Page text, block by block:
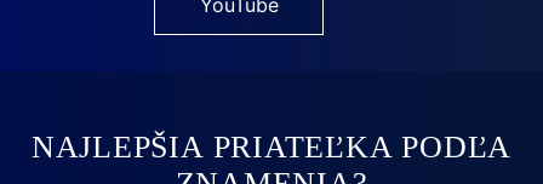
YouTube
NAJLEPŠIA PRIATEĽKA PODĽA